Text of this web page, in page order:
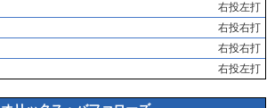
右投左打
右投右打
右投右打
右投左打